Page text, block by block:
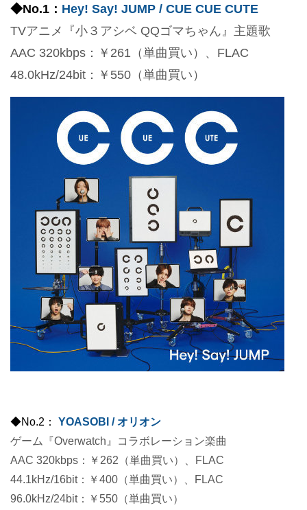
◆No.1： Hey! Say! JUMP / CUE CUE CUTE
TVアニメ『小３アシベ QQゴマちゃん』主題歌
AAC 320kbps：￥261（単曲買い）、FLAC
48.0kHz/24bit：￥550（単曲買い）
◆No.2： YOASOBI / オリオン
ゲーム『Overwatch』コラボレーション楽曲
AAC 320kbps：￥262（単曲買い）、FLAC
44.1kHz/16bit：￥400（単曲買い）、FLAC
96.0kHz/24bit：￥550（単曲買い）